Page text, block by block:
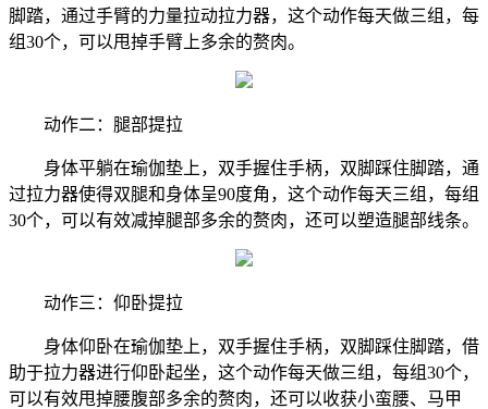
脚踏，通过手臂的力量拉动拉力器，这个动作每天做三组，每
组30个，可以甩掉手臂上多余的赘肉。
动作二：腿部提拉
身体平躺在瑜伽垫上，双手握住手柄，双脚踩住脚踏，通
过拉力器使得双腿和身体呈90度角，这个动作每天三组，每组
30个，可以有效减掉腿部多余的赘肉，还可以塑造腿部线条。
动作三：仰卧提拉
身体仰卧在瑜伽垫上，双手握住手柄，双脚踩住脚踏，借
助于拉力器进行仰卧起坐，这个动作每天做三组，每组30个，
可以有效甩掉腰腹部多余的赘肉，还可以收获小蛮腰、马甲